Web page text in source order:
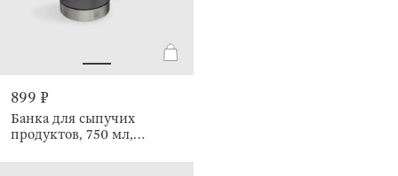
899 ₽
Банка для сыпучих
продуктов, 750 мл,